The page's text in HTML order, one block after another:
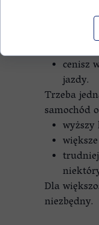
masz
cenisz
jazdy.
Trzeba
samochód
Dla
niezbędny.